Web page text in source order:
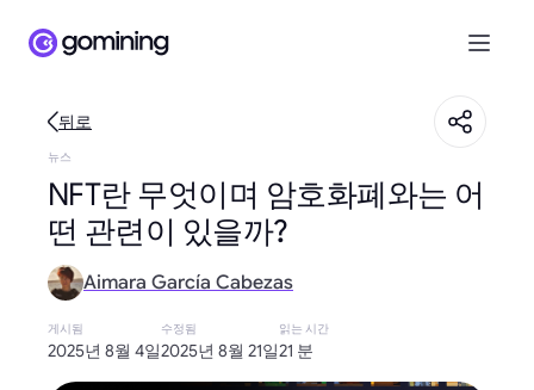
뒤로
뉴스
NFT란 무엇이며 암호화폐와는 어
떤 관련이 있을까?
Aimara García Cabezas
게시됨
2025년 8월 4일
수정됨
2025년 8월 21일
읽는 시간
21 분